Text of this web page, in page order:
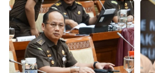
Sistem Open Dumping!